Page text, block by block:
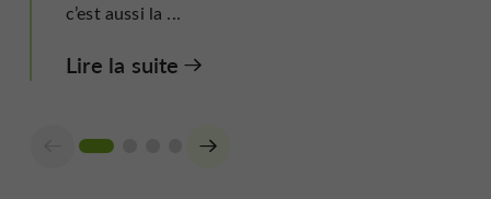
c’est aussi la ...
Lire la suite